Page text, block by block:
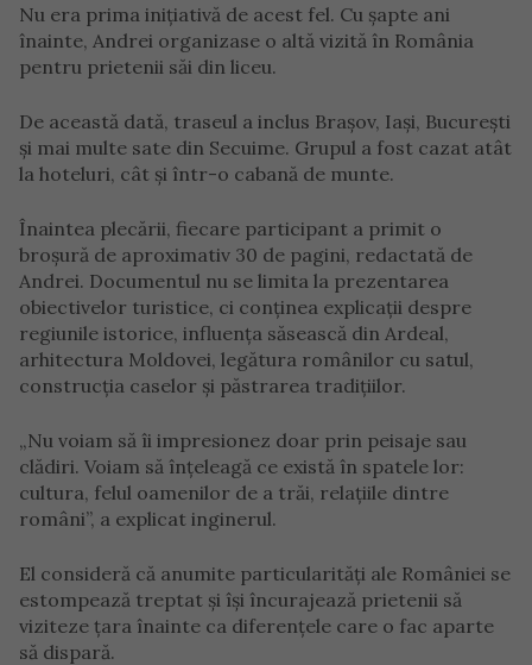
Nu era prima inițiativă de acest fel. Cu șapte ani
înainte, Andrei organizase o altă vizită în România
pentru prietenii săi din liceu.
De această dată, traseul a inclus Brașov, Iași, București
și mai multe sate din Secuime. Grupul a fost cazat atât
la hoteluri, cât și într-o cabană de munte.
Înaintea plecării, fiecare participant a primit o
broșură de aproximativ 30 de pagini, redactată de
Andrei. Documentul nu se limita la prezentarea
obiectivelor turistice, ci conținea explicații despre
regiunile istorice, influența săsească din Ardeal,
arhitectura Moldovei, legătura românilor cu satul,
construcția caselor și păstrarea tradițiilor.
„Nu voiam să îi impresionez doar prin peisaje sau
clădiri. Voiam să înțeleagă ce există în spatele lor:
cultura, felul oamenilor de a trăi, relațiile dintre
români”, a explicat inginerul.
El consideră că anumite particularități ale României se
estompează treptat și își încurajează prietenii să
viziteze țara înainte ca diferențele care o fac aparte
să dispară.